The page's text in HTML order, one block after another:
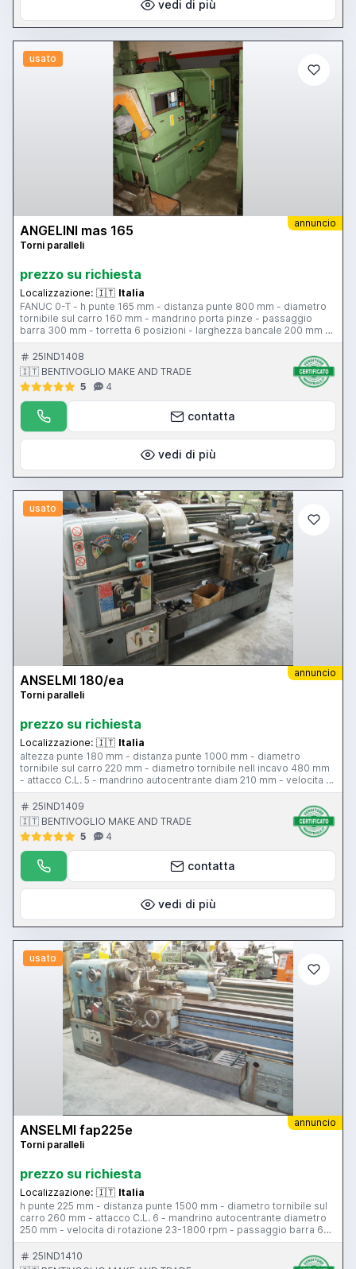
vedi di più
usato
annuncio
ANGELINI mas 165
Torni paralleli
prezzo su richiesta
Localizzazione: 🇮🇹 Italia
FANUC 0-T - h punte 165 mm - distanza punte 800 mm - diametro
tornibile sul carro 160 mm - mandrino porta pinze - passaggio
barra 300 mm - torretta 6 posizioni - larghezza bancale 200 mm -
protezione antinfortunistica
25IND1408
🇮🇹 BENTIVOGLIO MAKE AND TRADE
5
4
contatta
vedi di più
usato
annuncio
ANSELMI 180/ea
Torni paralleli
prezzo su richiesta
Localizzazione: 🇮🇹 Italia
altezza punte 180 mm - distanza punte 1000 mm - diametro
tornibile sul carro 220 mm - diametro tornibile nell incavo 480 mm
- attacco C.L. 5 - mandrino autocentrante diam 210 mm - velocita di
rotazione 36-1800 rpm - passaggo barra 45 mm - torretta tipo B
portautensili compresi - larghezza bancale 270 mm - attacco
contropunta c.m. 2 - piattaforma 300 mm - 2 lunette
25IND1409
🇮🇹 BENTIVOGLIO MAKE AND TRADE
5
4
contatta
vedi di più
usato
annuncio
ANSELMI fap225e
Torni paralleli
prezzo su richiesta
Localizzazione: 🇮🇹 Italia
h punte 225 mm - distanza punte 1500 mm - diametro tornibile sul
carro 260 mm - attacco C.L. 6 - mandrino autocentrante diametro
250 mm - velocita di rotazione 23-1800 rpm - passaggio barra 60
mm - torretta - larghezza bancale 310 mm - attacco contropunta
c.m. 3 - lunette 2
25IND1410